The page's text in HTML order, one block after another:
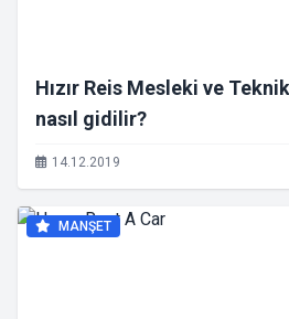
Hızır Reis Mesleki ve
nasıl gidilir?
14.12.2019
MANŞET